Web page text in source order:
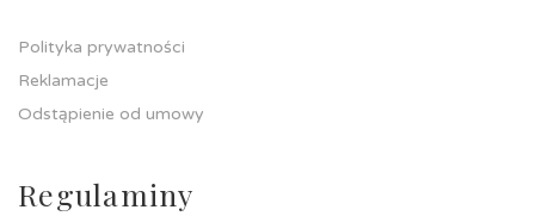
Polityka prywatności
Reklamacje
Odstąpienie od umowy
Regulaminy